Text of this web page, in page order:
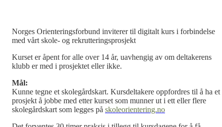
Norges Orienteringsforbund inviterer til digitalt kurs i forbindelse
med vårt skole- og rekrutteringsprosjekt
Kurset er åpent for alle over 14 år, uavhengig av om deltakerens
klubb er med i prosjektet eller ikke.
Mål:
Kunne tegne et skolegårdskart. Kursdeltakere oppfordres til å ha et
prosjekt å jobbe med etter kurset som munner ut i ett eller flere
skolegårdskart som legges på skoleorientering.no